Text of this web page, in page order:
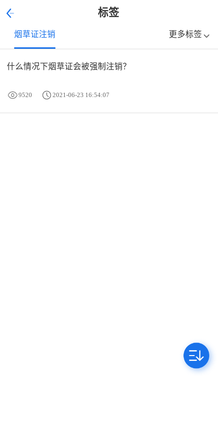
标签
烟草证注销 更多标签
什么情况下烟草证会被强制注销？
9520 2021-06-23 16:54:07